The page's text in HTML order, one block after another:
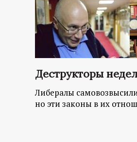
Деструкторы
Либералы
но эти законы в их